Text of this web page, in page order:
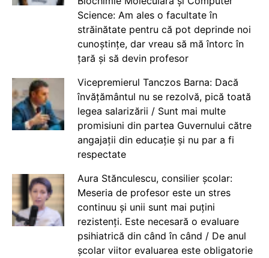
Science: Am ales o facultate în
străinătate pentru că pot deprinde noi
cunoștințe, dar vreau să mă întorc în
țară și să devin profesor
Vicepremierul Tanczos Barna: Dacă
învățământul nu se rezolvă, pică toată
legea salarizării / Sunt mai multe
promisiuni din partea Guvernului către
angajații din educație și nu par a fi
respectate
Aura Stănculescu, consilier școlar:
Meseria de profesor este un stres
continuu și unii sunt mai puțini
rezistenți. Este necesară o evaluare
psihiatrică din când în când / De anul
școlar viitor evaluarea este obligatorie